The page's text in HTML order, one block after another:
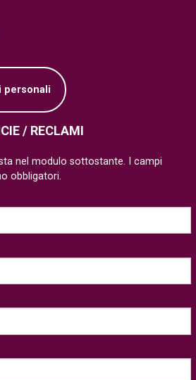
personali
/ RECLAMI
nel modulo sottostante. I campi
obbligatori.